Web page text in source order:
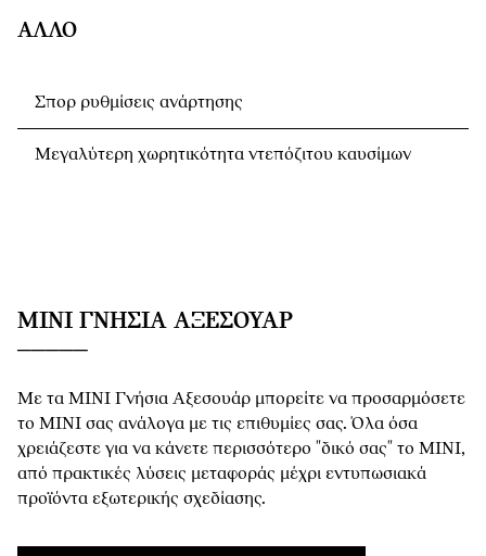
ΆΛΛΟ
Σπορ ρυθμίσεις ανάρτησης
Μεγαλύτερη χωρητικότητα ντεπόζιτου καυσίμων
MINI ΓΝΉΣΙΑ ΑΞΕΣΟΥΆΡ
Με τα MINI Γνήσια Αξεσουάρ μπορείτε να προσαρμόσετε
το MINI σας ανάλογα με τις επιθυμίες σας. Όλα όσα
χρειάζεστε για να κάνετε περισσότερο "δικό σας" το MINI,
από πρακτικές λύσεις μεταφοράς μέχρι εντυπωσιακά
προϊόντα εξωτερικής σχεδίασης.